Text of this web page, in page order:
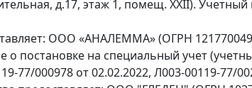
д.17, этаж 1, помещ. XXII).
ООО «АНАЛЕММА» (ОГРН
о постановке на специальный учет
77/000978 от 02.02.2022, Л003-00119-77/